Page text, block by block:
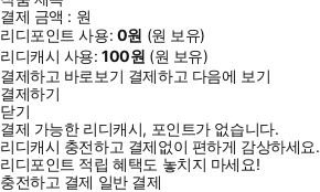
결제 금액 : 원
리디포인트 사용: 0원 (원 보유)
리디캐시 사용:100원 (원 보유)
결제하고 바로보기 결제하고 다음에 보기
결제하기
닫기
결제 가능한 리디캐시, 포인트가 없습니다.
리디캐시 충전하고 결제없이 편하게 감상하세요.
리디포인트 적립 혜택도 놓치지 마세요!
충전하고 결제 일반 결제